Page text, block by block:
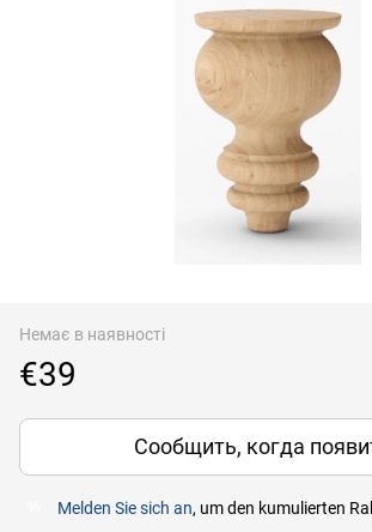
Немає в наявності
€39
Сообщить, когда
Melden Sie sich an, um den kumulierten